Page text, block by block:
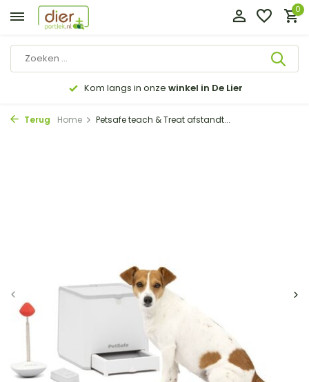
0
Kom langs in onze winkel in De Lier
Terug Home Petsafe teach & Treat afstandt...